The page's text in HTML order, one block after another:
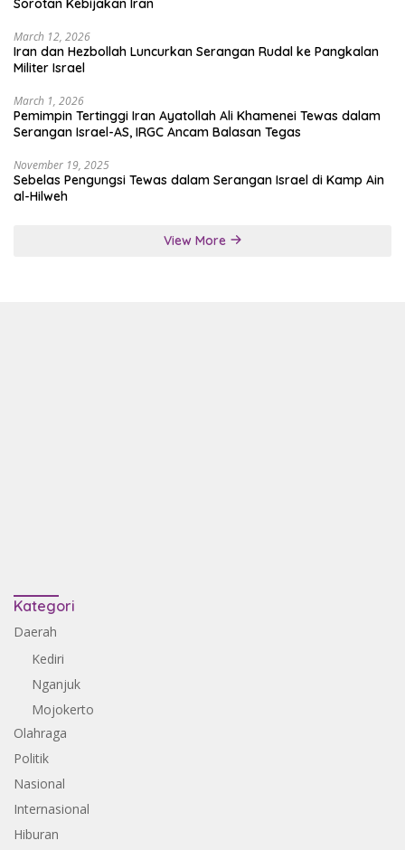
March 12, 2026
Iran dan Hezbollah Luncurkan Serangan Rudal ke Pangkalan
Militer Israel
March 1, 2026
Pemimpin Tertinggi Iran Ayatollah Ali Khamenei Tewas dalam
Serangan Israel-AS, IRGC Ancam Balasan Tegas
November 19, 2025
Sebelas Pengungsi Tewas dalam Serangan Israel di Kamp Ain
al-Hilweh
View More
Kategori
Daerah
Kediri
Nganjuk
Mojokerto
Olahraga
Politik
Nasional
Internasional
Hiburan